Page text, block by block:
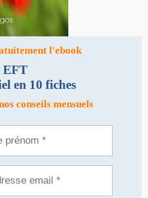
l'ebook
EFT
en 10 fiches
conseils mensuels